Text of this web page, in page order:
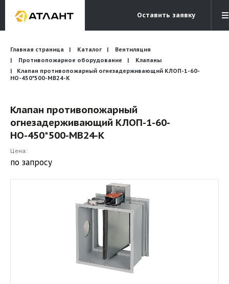
Оставить заявку
Электронная почта
info@atlantcompany.ru
Бесплатный звонок
8 (495) 532-45-07
Бренды
Каталоги
Бланки запросов
Главная страница Каталог
Вентиляция
Противопожарное оборудование
Клапаны
Клапан противопожарный огнезадерживающий КЛОП-1-60-
НО-450*500-МВ24-К
Клапан противопожарный
огнезадерживающий КЛОП-1-60-
НО-450*500-МВ24-К
Цена:
по запросу